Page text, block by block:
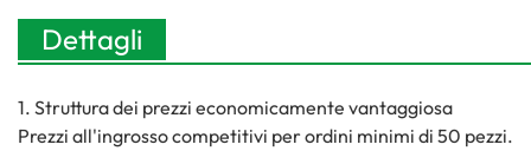
Dettagli
1. Struttura dei prezzi economicamente vantaggiosa
Prezzi all'ingrosso competitivi per ordini minimi di 50 pezzi.